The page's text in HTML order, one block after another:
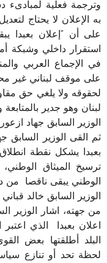
وترجمة فعلية لمبادىء
به الإعلان لا يحتاج
على أن “إعلان بعبدا
استقرار داخلي وشبكة
في الإجماع العربي
على موقف لبناني غير
لحقوقه ولا يلغي حق
لبنان وهو جدير بالمتابعة
الوزير السابق جهاد ازعور
ثم القى الوزير السابق
بعبدا يشكل نقطة
ترسيخ الميثاق الوطني،
الوطني يبقى ناقصا من
الوزير السابق خالد قباني
من جهته، اشار الوزير
اعلان بعبدا الذي
البلد أطلقتها بعض
لحظة تحد أو تنازع